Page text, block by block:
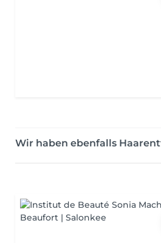
Wir haben ebenfalls